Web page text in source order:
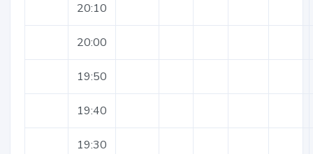
20:10
20:00
19:50
19:40
19:30